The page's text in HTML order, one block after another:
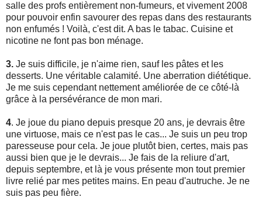
salle des profs entièrement non-fumeurs, et vivement 2008
pour pouvoir enfin savourer des repas dans des restaurants
non enfumés ! Voilà, c'est dit. A bas le tabac. Cuisine et
nicotine ne font pas bon ménage.
3. Je suis difficile, je n'aime rien, sauf les pâtes et les
desserts. Une véritable calamité. Une aberration diététique.
Je me suis cependant nettement améliorée de ce côté-là
grâce à la persévérance de mon mari.
4. Je joue du piano depuis presque 20 ans, je devrais être
une virtuose, mais ce n'est pas le cas... Je suis un peu trop
paresseuse pour cela. Je joue plutôt bien, certes, mais pas
aussi bien que je le devrais... Je fais de la reliure d'art,
depuis septembre, et là je vous présente mon tout premier
livre relié par mes petites mains. En peau d'autruche. Je ne
suis pas peu fière.